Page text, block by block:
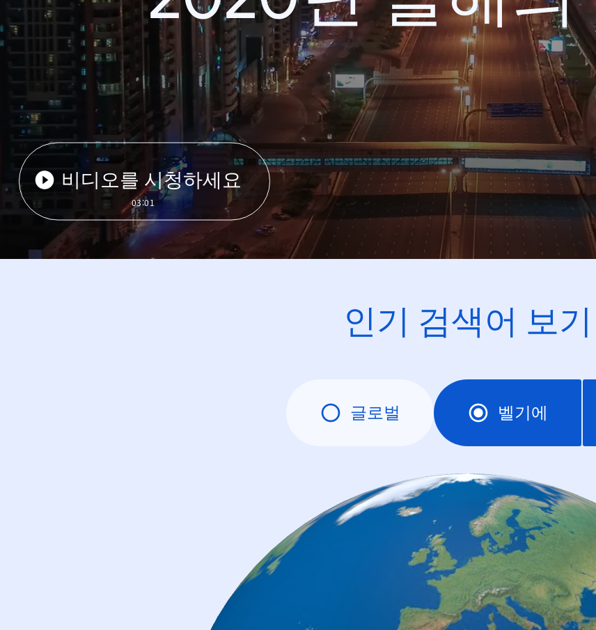
비디오를 시청하세요
03:01
인기 검색어 보기
글로벌 벨기에